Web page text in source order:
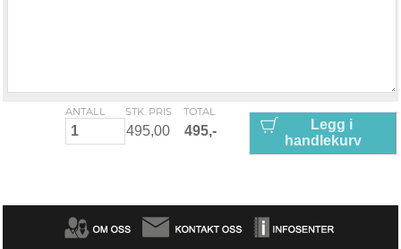
ANTALL STK. PRIS TOTAL
Legg i
handlekurv